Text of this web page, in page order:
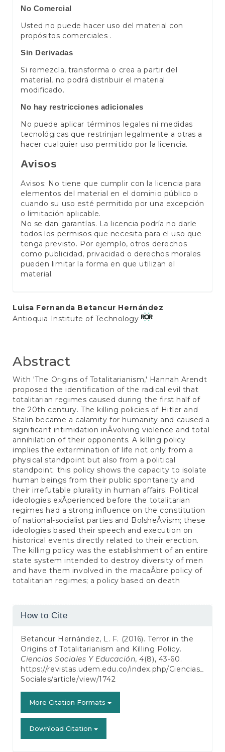
No Comercial
Usted no puede hacer uso del material con
propósitos comerciales .
Sin Derivadas
Si remezcla, transforma o crea a partir del
material, no podrá distribuir el material
modificado.
No hay restricciones adicionales
No puede aplicar términos legales ni medidas
tecnológicas que restrinjan legalmente a otras a
hacer cualquier uso permitido por la licencia.
Avisos
Avisos: No tiene que cumplir con la licencia para
elementos del material en el dominio público o
cuando su uso esté permitido por una excepción
o limitación aplicable.
No se dan garantías. La licencia podría no darle
todos los permisos que necesita para el uso que
tenga previsto. Por ejemplo, otros derechos
como publicidad, privacidad o derechos morales
pueden limitar la forma en que utilizan el
material.
Main
Article
Luisa Fernanda Betancur Hernández
Antioquia Institute of Technology
Abstract
With 'The Origins of Totalitarianism,' Hannah Arendt
proposed the identification of the radical evil that
totalitarian regimes caused during the first half of
the 20th century. The killing policies of Hitler and
Stalin became a calamity for humanity and caused a
significant intimidation inÂ­volving violence and total
annihilation of their opponents. A killing policy
implies the extermination of life not only from a
physical standpoint but also from a political
standpoint; this policy shows the capacity to isolate
human beings from their public spontaneity and
their irrefutable plurality in human affairs. Political
ideologies exÂ­perienced before the totalitarian
regimes had a strong influence on the constitution
of national-socialist parties and BolsheÂ­vism; these
ideologies based their speech and execution on
historical events directly related to their erection.
The killing policy was the establishment of an entire
state system intended to destroy diversity of men
and have them involved in the macaÂ­bre policy of
totalitarian regimes; a policy based on death
Article
How to Cite
Betancur Hernández, L. F. (2016). Terror in the
Origins of Totalitarianism and Killing Policy.
Ciencias Sociales Y Educación,4(8), 43-60.
https://revistas.udem.edu.co/index.php/Ciencias_
Sociales/article/view/1742
More Citation Formats
Download Citation